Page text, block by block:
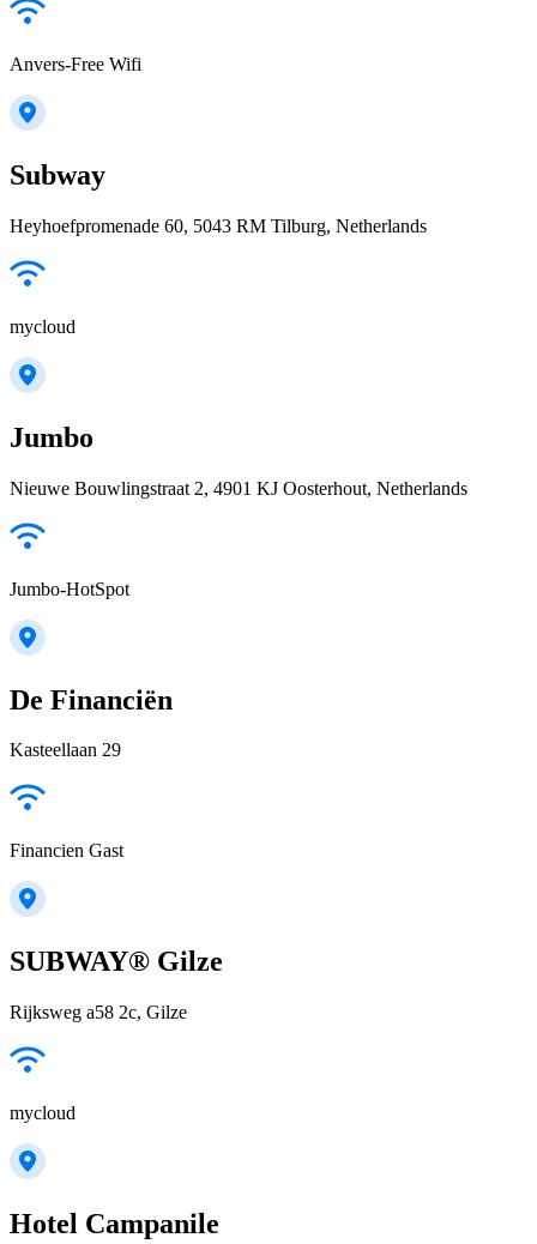
Anvers-Free Wifi
Subway
Heyhoefpromenade 60, 5043 RM Tilburg, Netherlands
mycloud
Jumbo
Nieuwe Bouwlingstraat 2, 4901 KJ Oosterhout, Netherlands
Jumbo-HotSpot
De Financiën
Kasteellaan 29
Financien Gast
SUBWAY® Gilze
Rijksweg a58 2c, Gilze
mycloud
Hotel Campanile